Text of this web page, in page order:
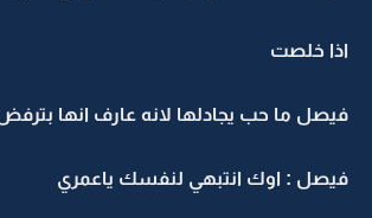
اذا خلصت
فيصل ما حب يجادلها لانه عارف انها
فيصل : اوك انتبهي لنفسك ياعمري